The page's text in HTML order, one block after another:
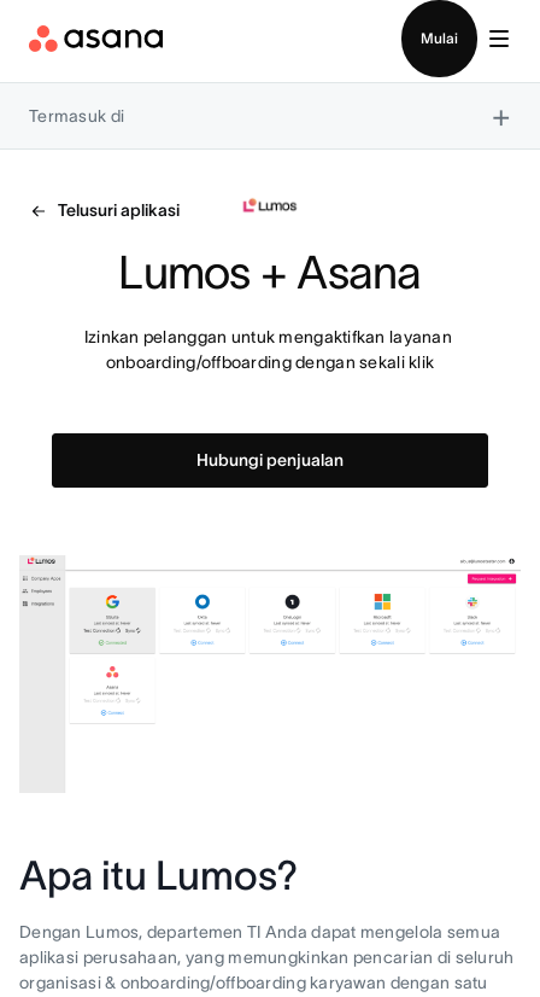
Mulai
Termasuk di ×
Telusuri aplikasi
Lumos + Asana
Izinkan pelanggan untuk mengaktifkan layanan
onboarding/offboarding dengan sekali klik
Hubungi penjualan
Apa itu Lumos?
Dengan Lumos, departemen TI Anda dapat mengelola semua
aplikasi perusahaan, yang memungkinkan pencarian di seluruh
organisasi & onboarding/offboarding karyawan dengan satu